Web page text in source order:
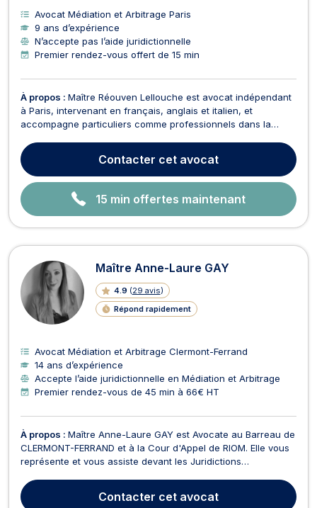
Avocat Médiation et Arbitrage Paris
9 ans d’expérience
N’accepte pas l’aide juridictionnelle
Premier rendez-vous offert de 15 min
À propos : Maître Réouven Lellouche est avocat indépendant
à Paris, intervenant en français, anglais et italien, et
accompagne particuliers comme professionnels dans la
droit du travail, droit social et droit des contrats. Il met un
point d’honneur à proposer des solutions...
Contacter cet avocat
15 min offertes maintenant
Maître Anne-Laure GAY
4.9 (29 avis)
Répond rapidement
Avocat Médiation et Arbitrage Clermont-Ferrand
14 ans d’expérience
Accepte l’aide juridictionnelle en Médiation et Arbitrage
Premier rendez-vous de 45 min à 66€ HT
À propos : Maître Anne-Laure GAY est Avocate au Barreau de
CLERMONT-FERRAND et à la Cour d'Appel de RIOM. Elle vous
représente et vous assiste devant les Juridictions
Juridictions dans toute la France. Maître Anne-Laure GAY
intervient principalement devant le Tribunal de Commerce,
Contacter cet avocat